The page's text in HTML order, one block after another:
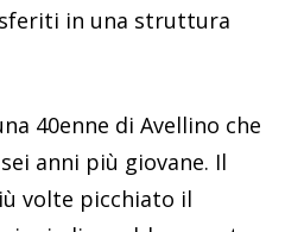
in una struttura
40enne di Avellino che
anni più giovane. Il
volte picchiato il